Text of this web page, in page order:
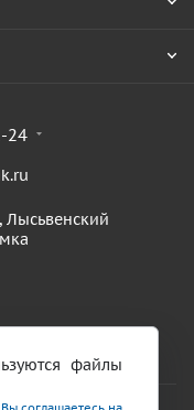
24
Лысьвенский
файлы